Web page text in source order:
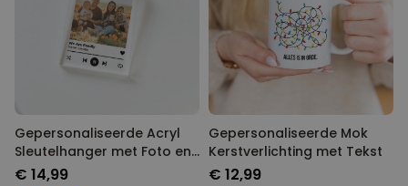
Gepersonaliseerde Acryl
Sleutelhanger met Foto en
Songtitel
€ 14,99
Gepersonaliseerde Mok
Kerstverlichting met Tekst
€ 12,99